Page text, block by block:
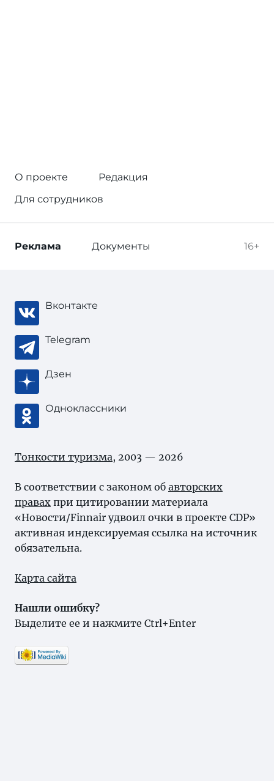
О проекте
Редакция
Для сотрудников
16+
Реклама Документы
Вконтакте
Telegram
Дзен
Одноклассники
Тонкости туризма, 2003 — 2026
В соответствии с законом об авторских
правах при цитировании материала
«Новости/Finnair удвоил очки в проекте CDP»
активная индексируемая ссылка на источник
обязательна.
Карта сайта
Нашли ошибку?
Выделите ее и нажмите Ctrl+Enter